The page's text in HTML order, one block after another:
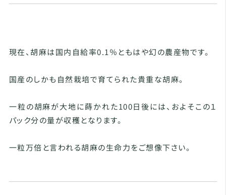
現在、胡麻は国内自給率0.1％ともはや幻の農産物です。
国産のしかも自然栽培で育てられた貴重な胡麻。
一粒の胡麻が大地に蒔かれた100日後には、およそこの１
パック分の量が収穫となります。
一粒万倍と言われる胡麻の生命力をご想像下さい。